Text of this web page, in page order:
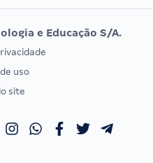
Vunesp
EXAME DE ORDEM
Calendário OAB
e Educação S/A.
uso
site